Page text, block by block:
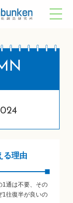
る理由
通は不要、その
1往復半が良いの